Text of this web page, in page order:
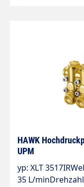
HAWK Hochdruckpumpe
UPM
yp: XLT
35 L/